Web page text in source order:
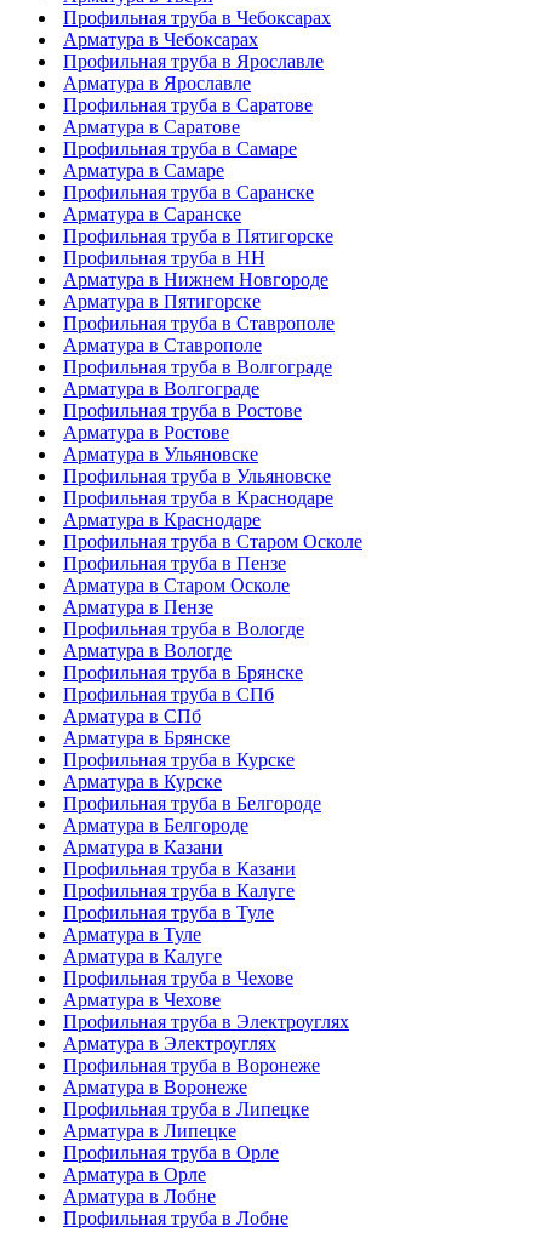
Профильная труба в Чебоксарах
Арматура в Чебоксарах
Профильная труба в Ярославле
Арматура в Ярославле
Профильная труба в Саратове
Арматура в Саратове
Профильная труба в Самаре
Арматура в Самаре
Профильная труба в Саранске
Арматура в Саранске
Профильная труба в Пятигорске
Профильная труба в НН
Арматура в Нижнем Новгороде
Арматура в Пятигорске
Профильная труба в Ставрополе
Арматура в Ставрополе
Профильная труба в Волгограде
Арматура в Волгограде
Профильная труба в Ростове
Арматура в Ростове
Арматура в Ульяновске
Профильная труба в Ульяновске
Профильная труба в Краснодаре
Арматура в Краснодаре
Профильная труба в Старом Осколе
Профильная труба в Пензе
Арматура в Старом Осколе
Арматура в Пензе
Профильная труба в Вологде
Арматура в Вологде
Профильная труба в Брянске
Профильная труба в СПб
Арматура в СПб
Арматура в Брянске
Профильная труба в Курске
Арматура в Курске
Профильная труба в Белгороде
Арматура в Белгороде
Арматура в Казани
Профильная труба в Казани
Профильная труба в Калуге
Профильная труба в Туле
Арматура в Туле
Арматура в Калуге
Профильная труба в Чехове
Арматура в Чехове
Профильная труба в Электроуглях
Арматура в Электроуглях
Профильная труба в Воронеже
Арматура в Воронеже
Профильная труба в Липецке
Арматура в Липецке
Профильная труба в Орле
Арматура в Орле
Арматура в Лобне
Профильная труба в Лобне